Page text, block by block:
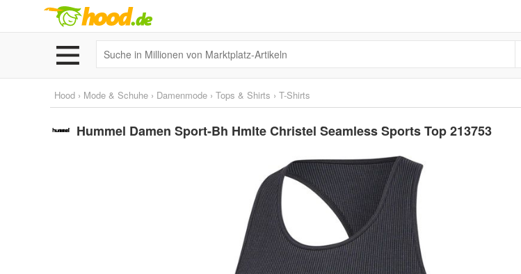
Hood › Mode & Schuhe › Damenmode › Tops & Shirts › T-Shirts
Hummel Damen Sport-Bh Hmlte Christel Seamless Sports Top 213753